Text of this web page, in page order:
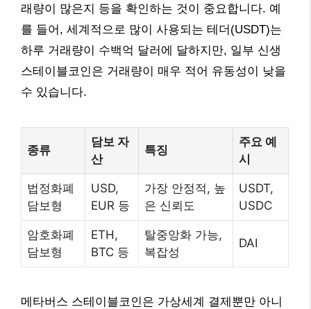
래량이 많은지 등을 확인하는 것이 중요합니다. 예
를 들어, 세계적으로 많이 사용되는 테더(USDT)는
하루 거래량이 수백억 달러에 달하지만, 일부 신생
스테이블코인은 거래량이 매우 적어 유동성이 낮을
수 있습니다.
종류
담보 자
산
특징
주요 예
시
법정화폐
담보형
USD,
EUR 등
가장 안정적, 높
은 신뢰도
USDT,
USDC
암호화폐
담보형
ETH,
BTC 등
탈중앙화 가능,
복잡성
DAI
메타버스 스테이블코인은 가상세계 결제뿐만 아니